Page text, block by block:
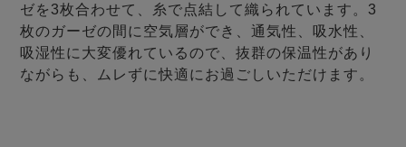
ゼを3枚合わせて、糸で点結して織られています。3
枚のガーゼの間に空気層ができ、通気性、吸水性、
吸湿性に大変優れているので、抜群の保温性があり
ながらも、ムレずに快適にお過ごしいただけます。